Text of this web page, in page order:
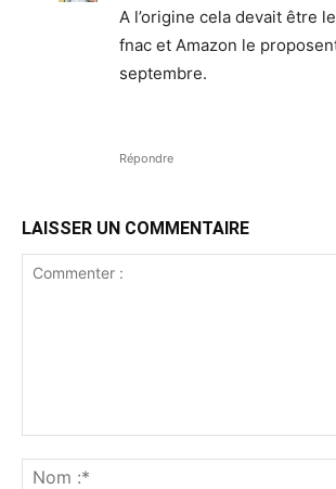
A l’origine cela devait être
fnac et Amazon le
septembre.
Répondre
LAISSER UN COMMENTAIRE